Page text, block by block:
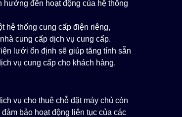
hưởng đến hoạt động của hệ thống
hệ thống cung cấp điện riêng,
cung cấp dịch vụ cung cấp.
lưới ổn định sẽ giúp tăng tính sẵn
vụ cung cấp cho khách hàng.
vụ cho thuê chỗ đặt máy chủ còn
bảo hoạt động liên tục của các